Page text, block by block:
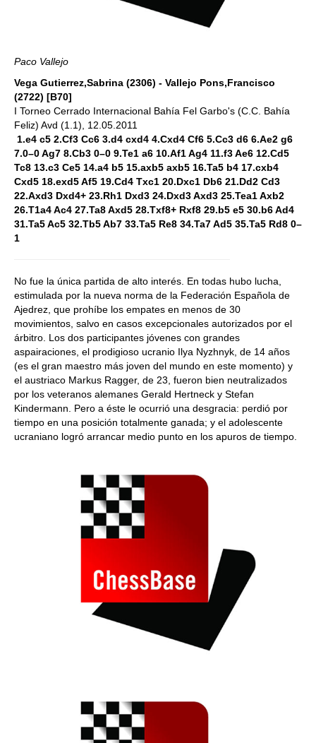
Paco Vallejo
Vega Gutierrez,Sabrina (2306) - Vallejo Pons,Francisco
(2722) [B70]
I Torneo Cerrado Internacional Bahía Fel Garbo's (C.C. Bahía
Feliz) Avd (1.1), 12.05.2011
1.e4 c5 2.Cf3 Cc6 3.d4 cxd4 4.Cxd4 Cf6 5.Cc3 d6 6.Ae2 g6
7.0–0 Ag7 8.Cb3 0–0 9.Te1 a6 10.Af1 Ag4 11.f3 Ae6 12.Cd5
Tc8 13.c3 Ce5 14.a4 b5 15.axb5 axb5 16.Ta5 b4 17.cxb4
Cxd5 18.exd5 Af5 19.Cd4 Txc1 20.Dxc1 Db6 21.Dd2 Cd3
22.Axd3 Dxd4+ 23.Rh1 Dxd3 24.Dxd3 Axd3 25.Tea1 Axb2
26.T1a4 Ac4 27.Ta8 Axd5 28.Txf8+ Rxf8 29.b5 e5 30.b6 Ad4
31.Ta5 Ac5 32.Tb5 Ab7 33.Ta5 Re8 34.Ta7 Ad5 35.Ta5 Rd8 0–
1
No fue la única partida de alto interés. En todas hubo lucha,
estimulada por la nueva norma de la Federación Española de
Ajedrez, que prohíbe los empates en menos de 30
movimientos, salvo en casos excepcionales autorizados por el
árbitro. Los dos participantes jóvenes con grandes
aspairaciones, el prodigioso ucranio Ilya Nyzhnyk, de 14 años
(es el gran maestro más joven del mundo en este momento) y
el austriaco Markus Ragger, de 23, fueron bien neutralizados
por los veteranos alemanes Gerald Hertneck y Stefan
Kindermann. Pero a éste le ocurrió una desgracia: perdió por
tiempo en una posición totalmente ganada; y el adolescente
ucraniano logró arrancar medio punto en los apuros de tiempo.